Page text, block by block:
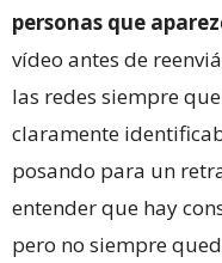
personas que
vídeo antes de
las redes siempre
claramente
posando para un
entender que hay
pero no siempre